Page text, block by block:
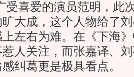
受喜爱的演员范明，此
大成，这个人物给了
左右为难。在《下海
人关注，而张嘉译、
纠葛更是极具看点。